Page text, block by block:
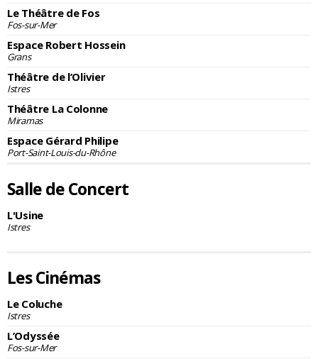
Le Théâtre de Fos
Fos-sur-Mer
Espace Robert Hossein
Grans
Théâtre de l’Olivier
Istres
Théâtre La Colonne
Miramas
Espace Gérard Philipe
Port-Saint-Louis-du-Rhône
Salle de Concert
L'Usine
Istres
Les Cinémas
Le Coluche
Istres
L’Odyssée
Fos-sur-Mer